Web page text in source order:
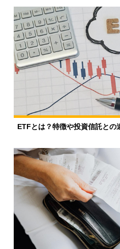
ETFとは？特徴や投資信託との